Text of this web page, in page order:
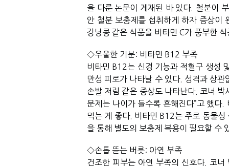
을 다룬 논문이 게재된 바 있다. 철분이
안 철분 보충제를 섭취하게 하자 증상이
강낭콩 같은 식품을 비타민 C가 풍부한
◇우울한 기분: 비타민 B12 부족
비타민 B12는 신경 기능과 적혈구 생성
만성 피로가 나타날 수 있다. 성격과 상
손발 저림 같은 증상도 나타난다. 코너
문제는 나이가 들수록 흔해진다”고 했
먹는 게 좋다. 비타민 B12는 주로 동물성
을 통해 별도의 보충제 복용이 필요할 수
◇손톱 뜯는 버릇: 아연 부족
건조한 피부는 아연 부족의 신호다. 코